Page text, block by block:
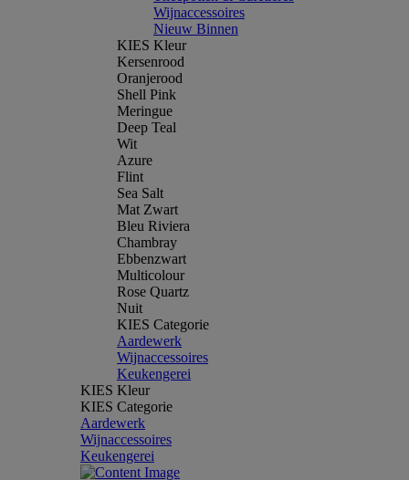
Wijnaccessoires
Nieuw Binnen
KIES Kleur
Kersenrood
Oranjerood
Shell Pink
Meringue
Deep Teal
Wit
Azure
Flint
Sea Salt
Mat Zwart
Bleu Riviera
Chambray
Ebbenzwart
Multicolour
Rose Quartz
Nuit
KIES Categorie
Aardewerk
Wijnaccessoires
Keukengerei
KIES Kleur
KIES Categorie
Aardewerk
Wijnaccessoires
Keukengerei